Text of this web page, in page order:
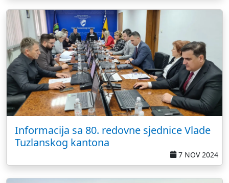
Informacija sa 80. redovne sjednice Vlade
Tuzlanskog kantona
7 NOV 2024